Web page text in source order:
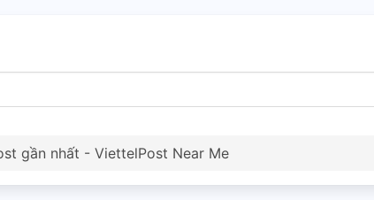
gần nhất - ViettelPost Near Me